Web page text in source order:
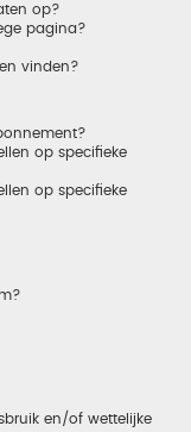
op?
pagina?
vinden?
op specifieke
op specifieke
en/of wettelijke